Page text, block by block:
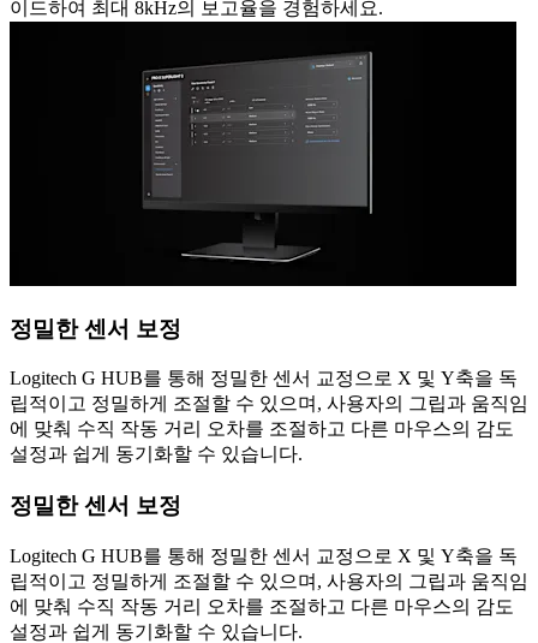
이드하여 최대 8kHz의 보고율을 경험하세요.
정밀한 센서 보정
Logitech G HUB를 통해 정밀한 센서 교정으로 X 및 Y축을 독
립적이고 정밀하게 조절할 수 있으며, 사용자의 그립과 움직임
에 맞춰 수직 작동 거리 오차를 조절하고 다른 마우스의 감도
설정과 쉽게 동기화할 수 있습니다.
정밀한 센서 보정
Logitech G HUB를 통해 정밀한 센서 교정으로 X 및 Y축을 독
립적이고 정밀하게 조절할 수 있으며, 사용자의 그립과 움직임
에 맞춰 수직 작동 거리 오차를 조절하고 다른 마우스의 감도
설정과 쉽게 동기화할 수 있습니다.